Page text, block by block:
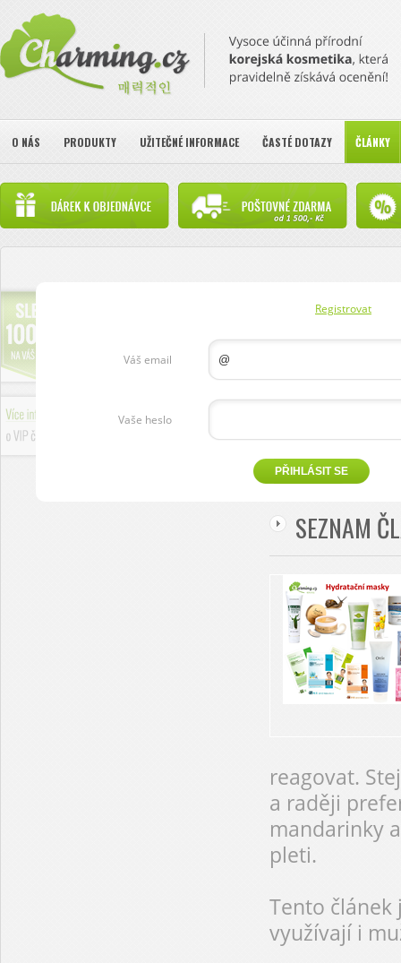
O NÁS PRODUKTY UŽITEČNÉ INFORMACE ČASTÉ DOTAZY ČLÁNKY
Registrovat
Váš email
Vaše heslo
SEZNAM
reagovat.
a raději
mandarinky
pleti.
Tento článek
využívají i